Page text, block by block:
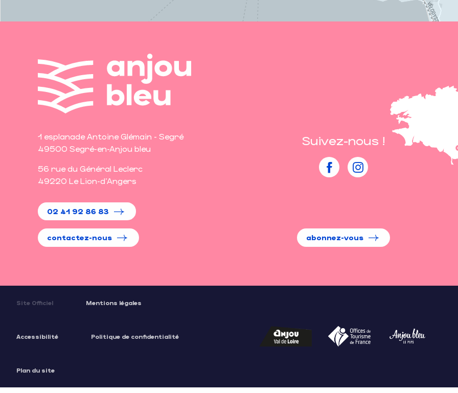
1 esplanade Antoine Glémain - Segré
49500 Segré-en-Anjou bleu
56 rue du Général Leclerc
49220 Le Lion-d'Angers
02 41 92 86 83
contactez-nous
Suivez-nous !
abonnez-vous
Site Officiel Mentions légales
Accessibilité Politique de confidentialité
Plan du site